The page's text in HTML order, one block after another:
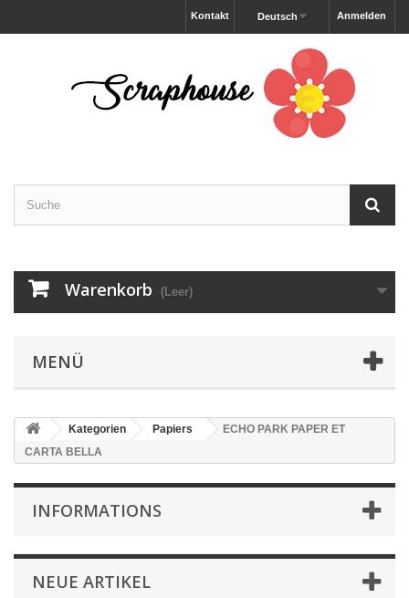
Anmelden
Deutsch
Kontakt
Warenkorb (Leer)
MENÜ
Kategorien Papiers
ECHO PARK PAPER ET
CARTA BELLA
INFORMATIONS
NEUE ARTIKEL